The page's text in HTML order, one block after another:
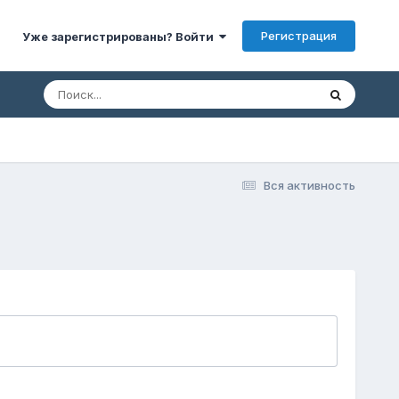
Уже зарегистрированы? Войти Регистрация
Вся активность